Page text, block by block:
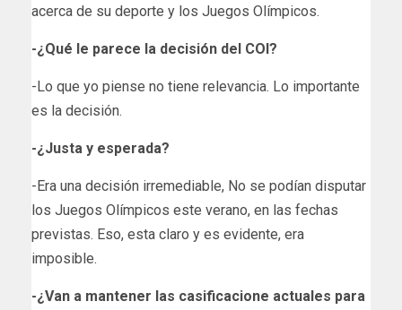
acerca de su deporte y los Juegos Olímpicos.
-¿Qué le parece la decisión del COI?
-Lo que yo piense no tiene relevancia. Lo importante
es la decisión.
-¿Justa y esperada?
-Era una decisión irremediable, No se podían disputar
los Juegos Olímpicos este verano, en las fechas
previstas. Eso, esta claro y es evidente, era
imposible.
-¿Van a mantener las casificacione actuales para